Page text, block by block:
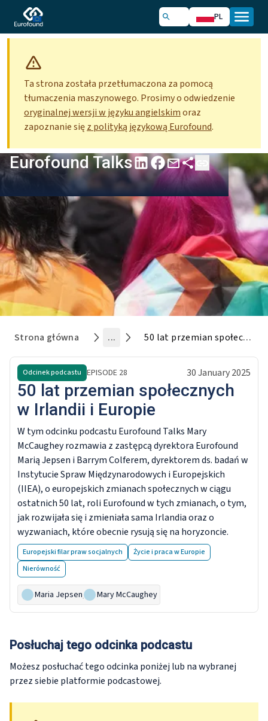
PL
Ta strona została przetłumaczona za pomocą
tłumaczenia maszynowego. Prosimy o odwiedzenie
oryginalnej wersji w języku angielskimoraz
zapoznanie sięz polityką językową Eurofound.
Eurofound Talks
Strona główna ... 50 lat przemian społecznych w Irlandii i Europie
Odcinek podcastu EPISODE 28 30 January 2025
50 lat przemian społecznych
w Irlandii i Europie
W tym odcinku podcastu Eurofound Talks Mary
McCaughey rozmawia z zastępcą dyrektora Eurofound
Marią Jepsen i Barrym Colferem, dyrektorem ds. badań w
Instytucie Spraw Międzynarodowych i Europejskich
(IIEA), o europejskich zmianach społecznych w ciągu
ostatnich 50 lat, roli Eurofound w tych zmianach, o tym,
jak rozwijała się i zmieniała sama Irlandia oraz o
wyzwaniach, które obecnie rysują się na horyzoncie.
Europejski filar praw socjalnych
Życie i praca w Europie
Nierówność
Maria Jepsen, Mary McCaughey
Posłuchaj tego odcinka podcastu
Możesz posłuchać tego odcinka poniżej lub na wybranej
przez siebie platformie podcastowej.